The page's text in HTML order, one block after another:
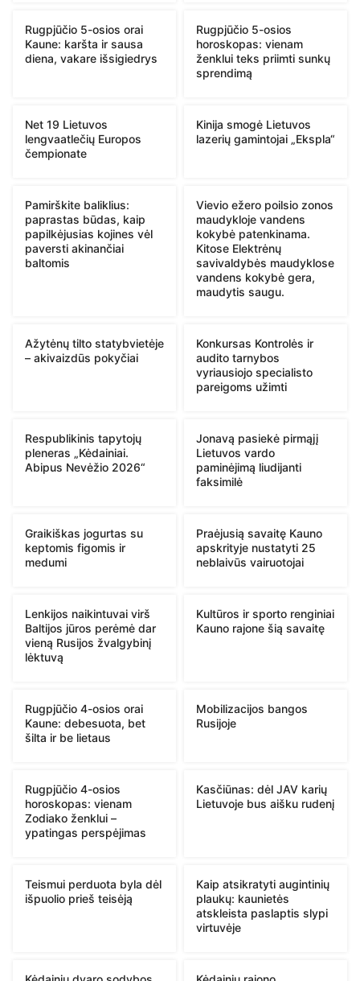
Rugpjūčio 5-osios orai
Kaune: karšta ir sausa
diena, vakare išsigiedrys
Rugpjūčio 5-osios
horoskopas: vienam
ženklui teks priimti sunkų
sprendimą
Net 19 Lietuvos
lengvaatlečių Europos
čempionate
Kinija smogė Lietuvos
lazerių gamintojai „Ekspla“
Pamirškite baliklius:
paprastas būdas, kaip
papilkėjusias kojines vėl
paversti akinančiai
baltomis
Vievio ežero poilsio zonos
maudykloje vandens
kokybė patenkinama.
Kitose Elektrėnų
savivaldybės maudyklose
vandens kokybė gera,
maudytis saugu.
Ažytėnų tilto statybvietėje
– akivaizdūs pokyčiai
Konkursas Kontrolės ir
audito tarnybos
vyriausiojo specialisto
pareigoms užimti
Respublikinis tapytojų
pleneras „Kėdainiai.
Abipus Nevėžio 2026“
Jonavą pasiekė pirmąjį
Lietuvos vardo
paminėjimą liudijanti
faksimilė
Graikiškas jogurtas su
keptomis figomis ir
medumi
Praėjusią savaitę Kauno
apskrityje nustatyti 25
neblaivūs vairuotojai
Lenkijos naikintuvai virš
Baltijos jūros perėmė dar
vieną Rusijos žvalgybinį
lėktuvą
Kultūros ir sporto renginiai
Kauno rajone šią savaitę
Rugpjūčio 4-osios orai
Kaune: debesuota, bet
šilta ir be lietaus
Mobilizacijos bangos
Rusijoje
Rugpjūčio 4-osios
horoskopas: vienam
Zodiako ženklui –
ypatingas perspėjimas
Kasčiūnas: dėl JAV karių
Lietuvoje bus aišku rudenį
Teismui perduota byla dėl
išpuolio prieš teisėją
Kaip atsikratyti augintinių
plaukų: kaunietės
atskleista paslaptis slypi
virtuvėje